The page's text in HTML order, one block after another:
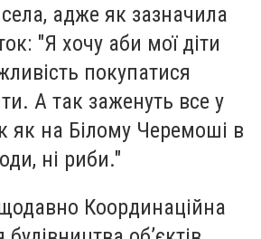
адже як зазначила
"Я хочу аби мої діти
покупатися
А так заженуть все у
як на Білому Черемоші в
ні риби."
Координаційна